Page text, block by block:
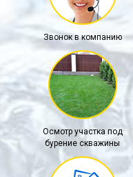
Звонок в компанию
Осмотр участка под
бурение скважины